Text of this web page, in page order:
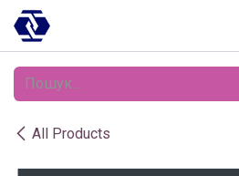
Skip to Content
All Products